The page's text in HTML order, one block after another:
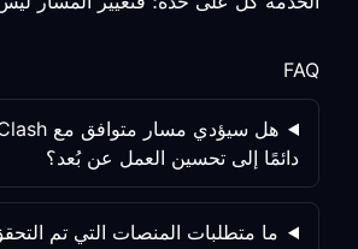
FAQ
دائمًا إلى تحسين العمل عن بُعد؟
ما متطلبات المنصات التي تم